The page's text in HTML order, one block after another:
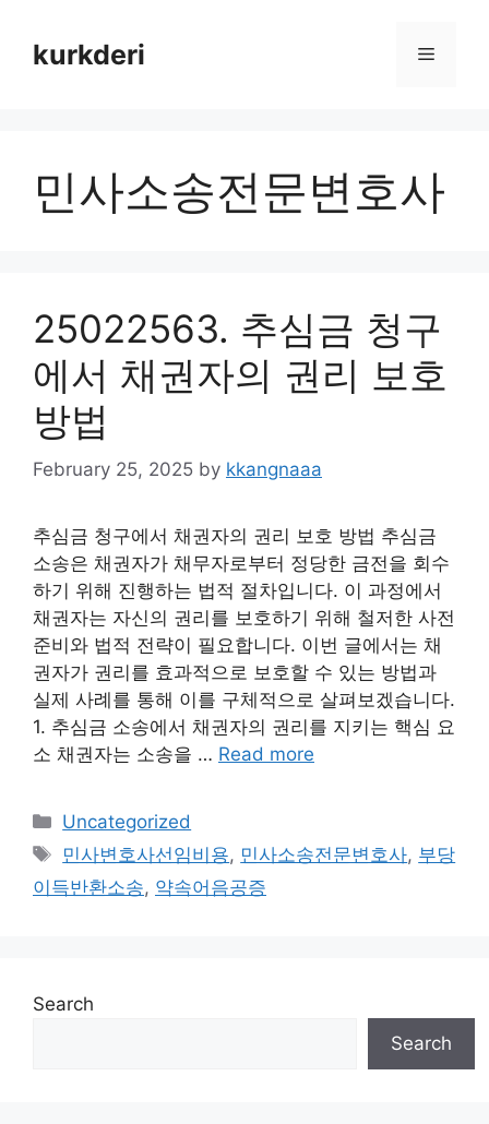
contentkurkderi Menu
민사소송전문변호사
25022563. 추심금 청구
에서 채권자의 권리 보호
방법
February 25, 2025 by kkangnaaa
추심금 청구에서 채권자의 권리 보호 방법 추심금
소송은 채권자가 채무자로부터 정당한 금전을 회수
하기 위해 진행하는 법적 절차입니다. 이 과정에서
채권자는 자신의 권리를 보호하기 위해 철저한 사전
준비와 법적 전략이 필요합니다. 이번 글에서는 채
권자가 권리를 효과적으로 보호할 수 있는 방법과
실제 사례를 통해 이를 구체적으로 살펴보겠습니다.
1. 추심금 소송에서 채권자의 권리를 지키는 핵심 요
소 채권자는 소송을 … Read more
Categories
Uncategorized
Tags
민사변호사선임비용, 민사소송전문변호사, 부당
이득반환소송, 약속어음공증
Search
Search